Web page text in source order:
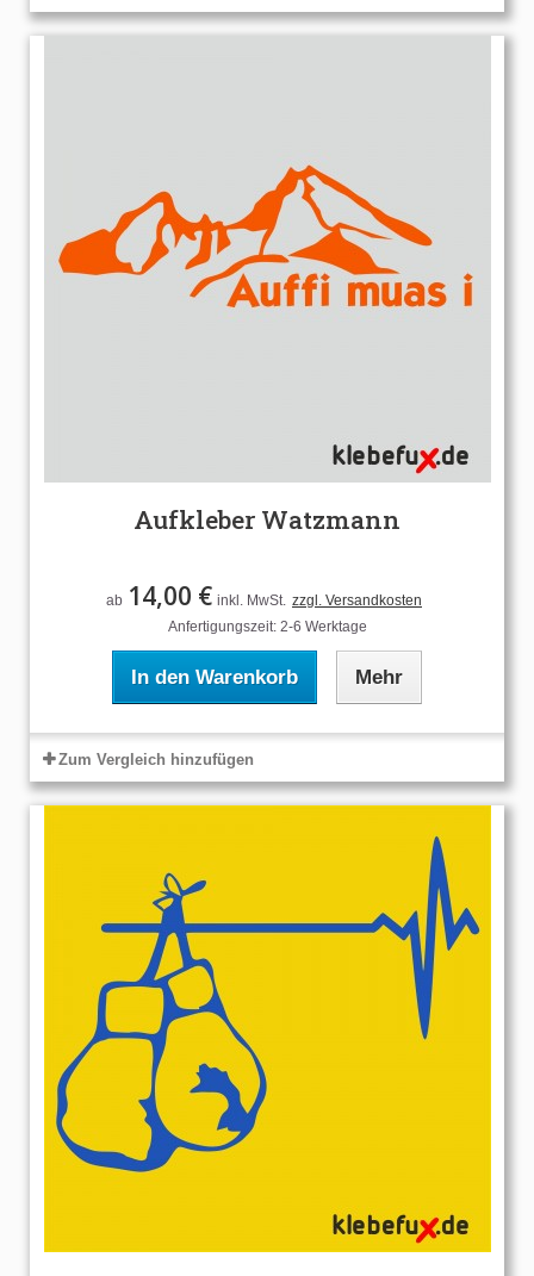
Aufkleber Watzmann
ab 14,00 € inkl. MwSt. zzgl. Versandkosten
Anfertigungszeit: 2-6 Werktage
In den Warenkorb Mehr
Zum Vergleich hinzufügen